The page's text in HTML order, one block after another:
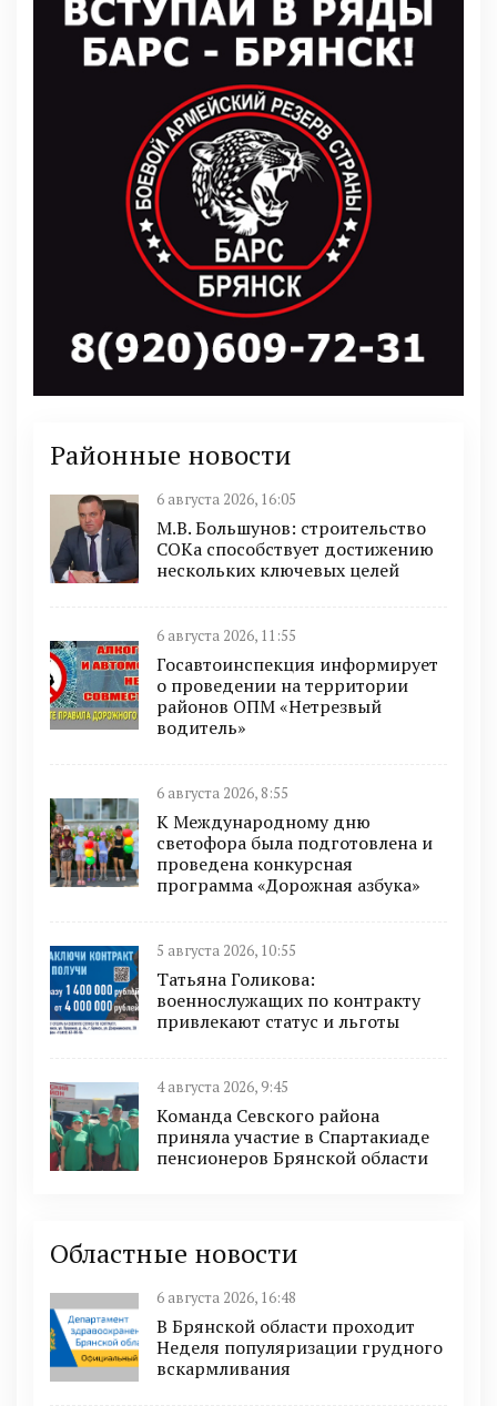
Районные новости
6 августа 2026, 16:05
М.В. Большунов: строительство
СОКа способствует достижению
нескольких ключевых целей
6 августа 2026, 11:55
Госавтоинспекция информирует
о проведении на территории
районов ОПМ «Нетрезвый
водитель»
6 августа 2026, 8:55
К Международному дню
светофора была подготовлена и
проведена конкурсная
программа «Дорожная азбука»
5 августа 2026, 10:55
Татьяна Голикова:
военнослужащих по контракту
привлекают статус и льготы
4 августа 2026, 9:45
Команда Севского района
приняла участие в Спартакиаде
пенсионеров Брянской области
Областные новости
6 августа 2026, 16:48
В Брянской области проходит
Неделя популяризации грудного
вскармливания